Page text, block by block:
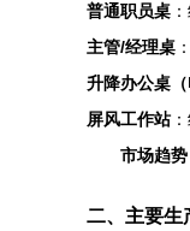
普通职员桌
主管/经理桌
升降办公桌（
屏风工作站
市场趋势
二、主要生